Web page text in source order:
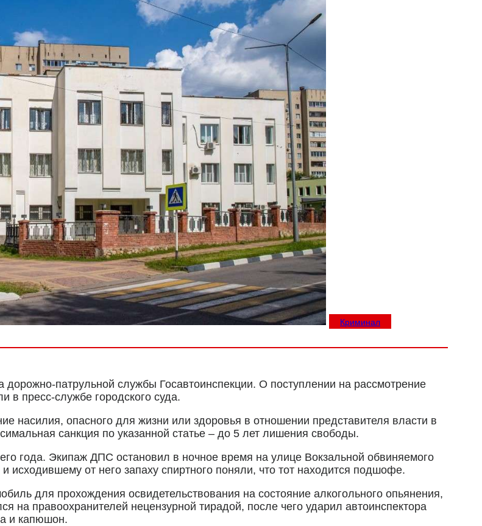
Криминал
патрульной службы Госавтоинспекции. О поступлении на рассмотрение
в пресс-службе городского суда.
насилия, опасного для жизни или здоровья в отношении представителя власти в
санкция по указанной статье – до 5 лет лишения свободы.
года. Экипаж ДПС остановил в ночное время на улице Вокзальной обвиняемого
от него запаху спиртного поняли, что тот находится подшофе.
для прохождения освидетельствования на состояние алкогольного опьянения,
на правоохранителей нецензурной тирадой, после чего ударил автоинспектора
и капюшон.